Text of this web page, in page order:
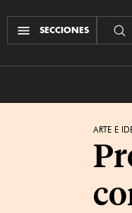
SECCIONES
ARTE E